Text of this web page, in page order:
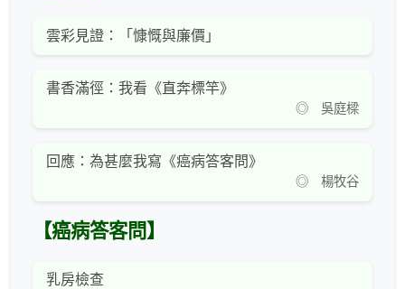
雲彩見證：「慷慨與廉價」
書香滿徑：我看《直奔標竿》
◎ 吳庭樑
回應：為甚麼我寫《癌病答客問》
◎ 楊牧谷
【癌病答客問】
乳房檢查